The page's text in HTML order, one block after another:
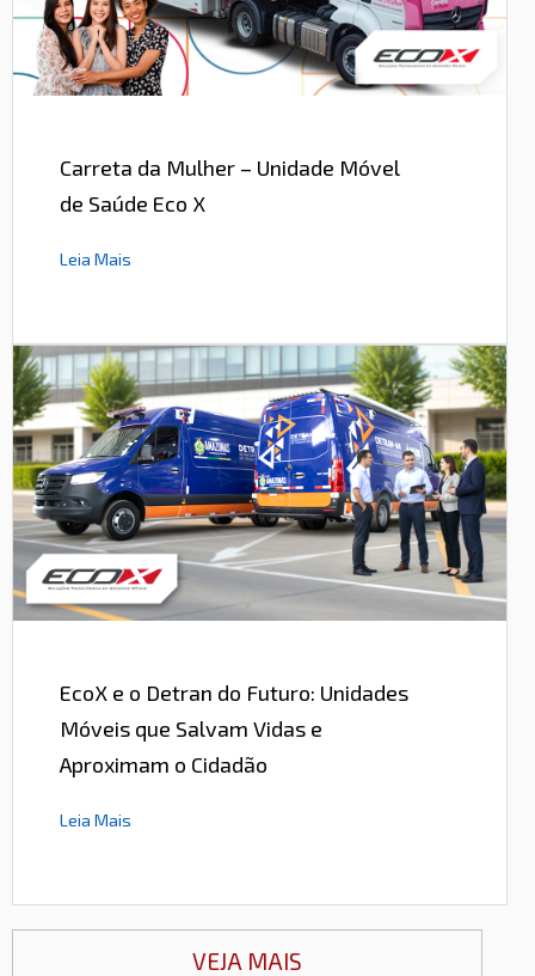
Carreta da Mulher – Unidade Móvel
de Saúde Eco X
Leia Mais
EcoX e o Detran do Futuro: Unidades
Móveis que Salvam Vidas e
Aproximam o Cidadão
Leia Mais
VEJA MAIS